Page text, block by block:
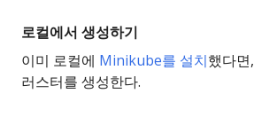
로컬에서 생성하기
이미 로컬에 Minikube를 설치했다면,
러스터를 생성한다.